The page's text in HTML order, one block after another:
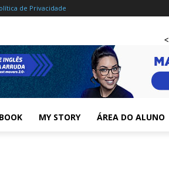
de Privacidade
<
MY STORY ÁREA DO ALUNO